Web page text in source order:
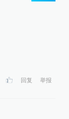
回复 举报